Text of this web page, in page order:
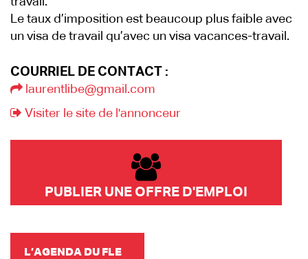
Le taux d’imposition est beaucoup plus faible avec
un visa de travail qu’avec un visa vacances-travail.
COURRIEL DE CONTACT :
laurentlibe@gmail.com
Visiter le site de l'annonceur
PUBLIER UNE OFFRE D'EMPLOI
L’AGENDA DU FLE